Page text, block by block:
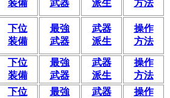
装備
武器
派生
方法
下位
装備
最強
武器
武器
派生
操作
方法
下位
装備
最強
武器
武器
派生
操作
方法
下位
最強
武器
操作